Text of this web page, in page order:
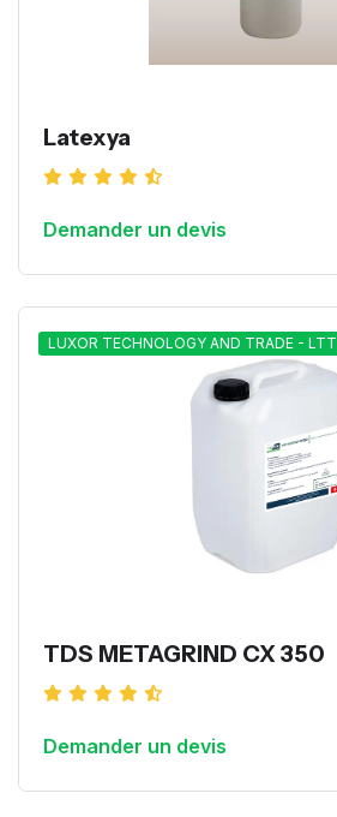
Latexya
Demander un devis
LUXOR TECHNOLOGY AND TRADE - LTT
TDS METAGRIND CX 350
Demander un devis